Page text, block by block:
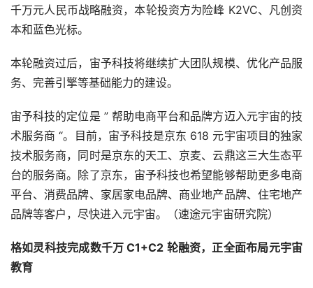
千万元人民币战略融资，本轮投资方为险峰 K2VC、凡创资
本和蓝色光标。
本轮融资过后，宙予科技将继续扩大团队规模、优化产品服
务、完善引擎等基础能力的建设。
宙予科技的定位是 ” 帮助电商平台和品牌方迈入元宇宙的技
术服务商 “。目前，宙予科技是京东 618 元宇宙项目的独家
技术服务商，同时是京东的天工、京麦、云鼎这三大生态平
台的服务商。除了京东，宙予科技也希望能够帮助更多电商
平台、消费品牌、家居家电品牌、商业地产品牌、住宅地产
品牌等客户，尽快进入元宇宙。（速途元宇宙研究院）
格如灵科技完成数千万 C1+C2 轮融资，正全面布局元宇宙
教育